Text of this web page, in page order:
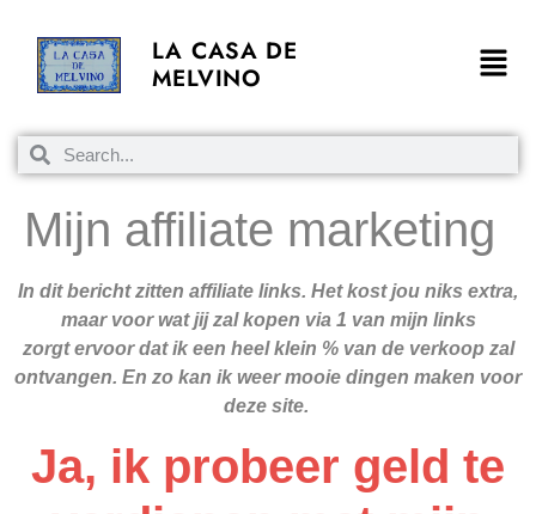
LA CASA DE
MELVINO
Mijn affiliate marketing
In dit bericht zitten affiliate links. Het kost jou niks extra,
maar voor wat jij zal kopen via 1 van mijn links
zorgt ervoor dat ik een heel klein % van de verkoop zal
ontvangen. En zo kan ik weer mooie dingen maken voor
deze site.
Ja, ik probeer geld te